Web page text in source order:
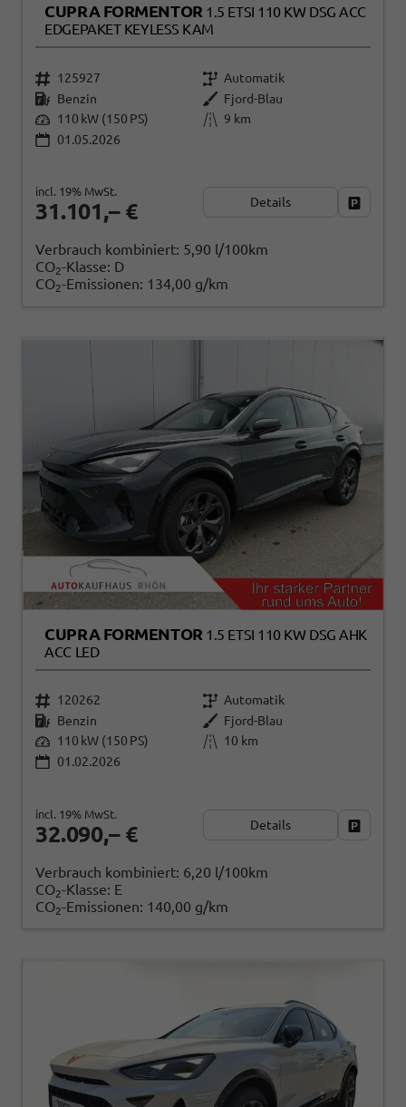
CUPRA FORMENTOR 1.5 ETSI 110 KW DSG ACC
EDGEPAKET KEYLESS KAM
125927
Automatik
Benzin
Fjord-Blau
110 kW (150 PS)
9 km
01.05.2026
31.101,– €
incl. 19% MwSt.
Details
Verbrauch kombiniert: 5,90 l/100km
CO2-Klasse: D
CO2-Emissionen: 134,00 g/km
CUPRA FORMENTOR 1.5 ETSI 110 KW DSG AHK
ACC LED
120262
Automatik
Benzin
Fjord-Blau
110 kW (150 PS)
10 km
01.02.2026
32.090,– €
incl. 19% MwSt.
Details
Verbrauch kombiniert: 6,20 l/100km
CO2-Klasse: E
CO2-Emissionen: 140,00 g/km